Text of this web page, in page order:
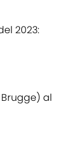
2023:
al